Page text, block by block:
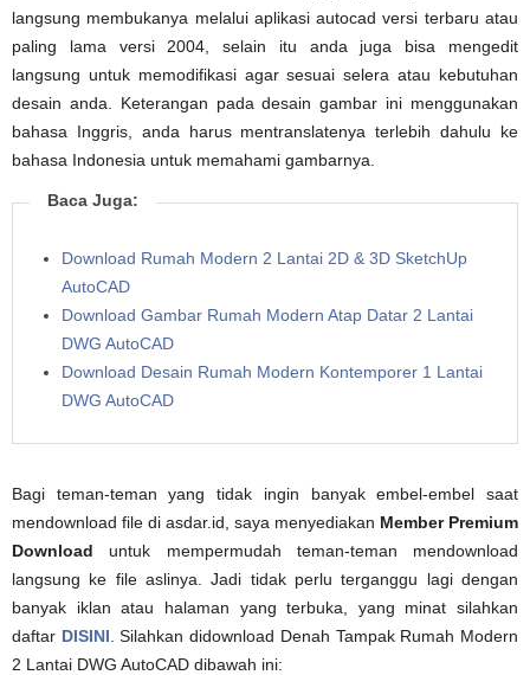
langsung membukanya melalui aplikasi autocad versi terbaru atau
paling lama versi 2004, selain itu anda juga bisa mengedit
langsung untuk memodifikasi agar sesuai selera atau kebutuhan
desain anda. Keterangan pada desain gambar ini menggunakan
bahasa Inggris, anda harus mentranslatenya terlebih dahulu ke
bahasa Indonesia untuk memahami gambarnya.
Baca Juga:
Download Rumah Modern 2 Lantai 2D & 3D SketchUp
AutoCAD
Download Gambar Rumah Modern Atap Datar 2 Lantai
DWG AutoCAD
Download Desain Rumah Modern Kontemporer 1 Lantai
DWG AutoCAD
Bagi teman-teman yang tidak ingin banyak embel-embel saat
mendownload file di asdar.id, saya menyediakan Member Premium
Download untuk mempermudah teman-teman mendownload
langsung ke file aslinya. Jadi tidak perlu terganggu lagi dengan
banyak iklan atau halaman yang terbuka, yang minat silahkan
daftar DISINI . Silahkan didownload Denah Tampak Rumah Modern
2 Lantai DWG AutoCAD dibawah ini: